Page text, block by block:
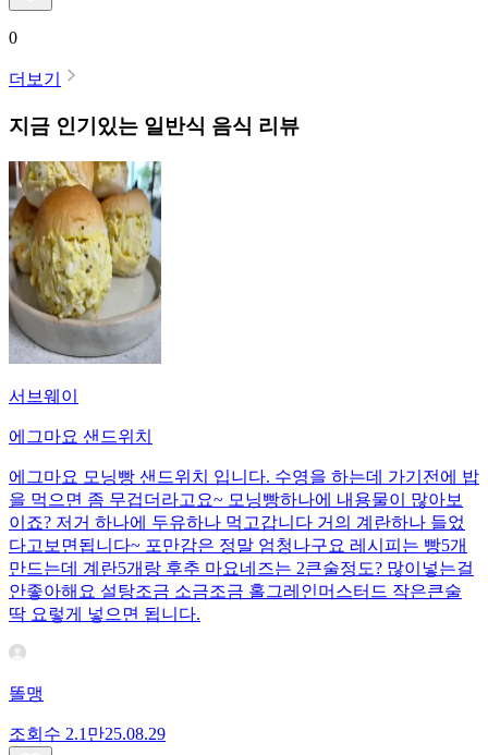
0
더보기
지금 인기있는 일반식 음식 리뷰
서브웨이
에그마요 샌드위치
에그마요 모닝빵 샌드위치 입니다. 수영을 하는데 가기전에 밥
을 먹으면 좀 무겁더라고요~ 모닝빵하나에 내용물이 많아보
이죠? 저거 하나에 두유하나 먹고갑니다 거의 계란하나 들었
다고보면됩니다~ 포만감은 정말 엄청나구요 레시피는 빵5개
만드는데 계란5개랑 후추 마요네즈는 2큰술정도? 많이넣는걸
안좋아해요 설탕조금 소금조금 홀그레인머스터드 작은큰술
딱 요렇게 넣으면 됩니다.
똘맹
조회수 2.1만25.08.29